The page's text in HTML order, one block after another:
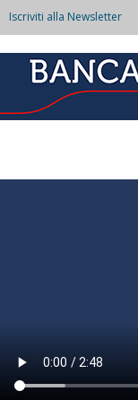
Iscriviti alla Newsletter